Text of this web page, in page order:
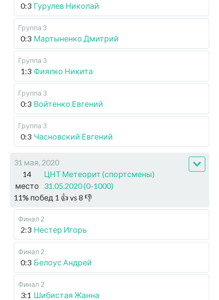
0:3 Гурулев Николай
Группа 3
0:3 Мартыненко Дмитрий
Группа 3
1:3 Фиялко Никита
Группа 3
0:3 Войтенко Евгений
Группа 3
0:3 Часновский Евгений
31 мая, 2020
14
место
ЦНТ Метеорит (спортсмены)
31.05.2020 (0-1000)
11% побед 1 👍 vs 8 👎
Финал 2
2:3 Нестер Игорь
Финал 2
0:3 Белоус Андрей
Финал 2
3:1 Шибистая Жанна